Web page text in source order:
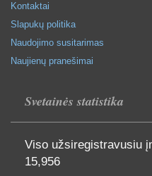
Kontaktai
Slapukų politika
Naudojimo susitarimas
Naujienų pranešimai
Svetainės statistika
Viso užsiregistravusiu
15,956